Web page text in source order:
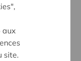
terras
sans
aux
site.